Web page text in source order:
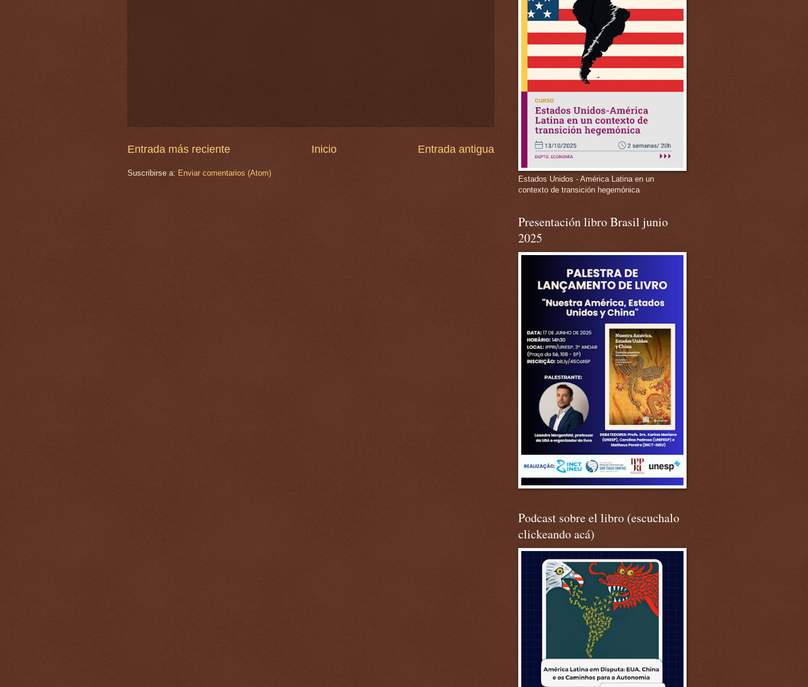
Entrada más reciente Entrada antigua
Inicio
Suscribirse a: Enviar comentarios (Atom)
Estados Unidos - América Latina en un
contexto de transición hegemónica
Presentación libro Brasil junio
2025
Podcast sobre el libro (escuchalo
clickeando acá)